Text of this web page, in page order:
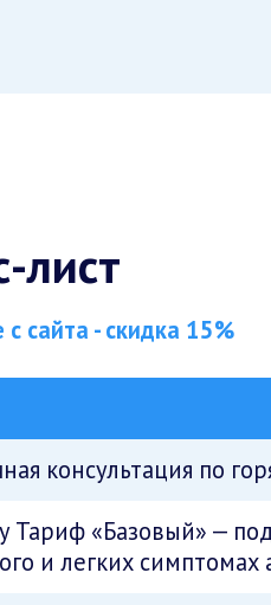
лист
с сайта - скидка 15%
консультация по
Тариф «Базовый» —
и легких симптомах